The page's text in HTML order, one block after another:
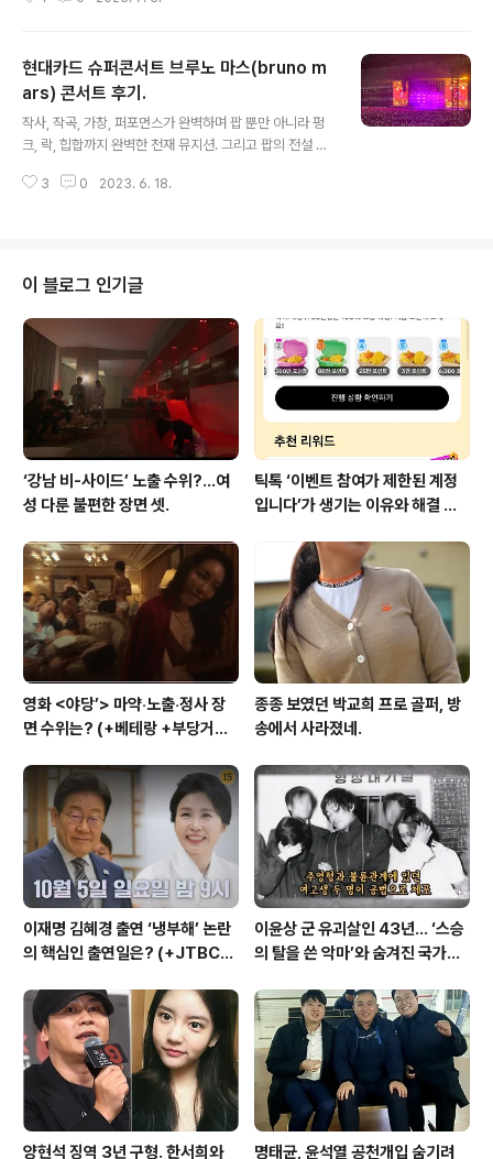
목을 ‘유지될 수 있을까’라고 의문형으로 달아볼까 하다가
아무리 생각해도 ‘사라졌다’가 맞는 듯 싶었다. 과거에는
‘믿보배’(믿고 보는 배우)라는 말이 있었다. 지금도 종종 사
용하긴 www.neocross.net 김선호 뿐 아니라 강태주,
김강우, 고아라 등이 출연하는 는 우선 김선호 때문에 눈길
을 끌었다. 이미 많은 이들이 알다시피 2021년 tvN 이후
현대카드 슈퍼콘서트 브루노 마스(bruno m
ars) 콘서트 후기.
작사, 작곡, 가창, 퍼포먼스가 완벽하며 팝 뿐만 아니라 펑
크, 락, 힙합까지 완벽한 천재 뮤지션. 그리고 팝의 전설 마
브루노 마스 (bruno mars). 현대카드 슈퍼콘서트로 9년
대로 된 기대감을 주기보다는 또 뻔한 스타일의 언론플레
이를 선보이고 있기 때문이다. ‘글로벌 인기’라 www.neo
cross.net 브루노 마스 콘서트는 2014년에 개최 후 중간
에 한번 더 개최할 수 있었다. 브루노 마스가 현대카드에 콘
서트 후원을 요청한 것이다. 그러나 그 당시 현대카드..
3 0 2023. 6. 18.
이 블로그 인기글
‘강남 비-사이드’ 노출 수위?…여
성 다룬 불편한 장면 셋.
틱톡 ‘이벤트 참여가 제한된 계정
입니다’가 생기는 이유와 해결 방
영화 <야당’> 마약‧노출‧정사 장
면 수위는? (+베테랑 +부당거래
종종 보였던 박교희 프로 골퍼, 방
송에서 사라졌네.
이재명 김혜경 출연 ‘냉부해’ 논란
의 핵심인 출연일은? (+JTBC
이윤상 군 유괴살인 43년… ‘스승
의 탈을 쓴 악마’와 숨겨진 국가폭
양현석 징역 3년 구형. 한서희와 명태균, 윤석열 공천개입 숨기려